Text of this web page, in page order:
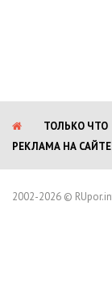
ТОЛЬКО ЧТО
РЕКЛАМА НА САЙТЕ
2002-2026 ©